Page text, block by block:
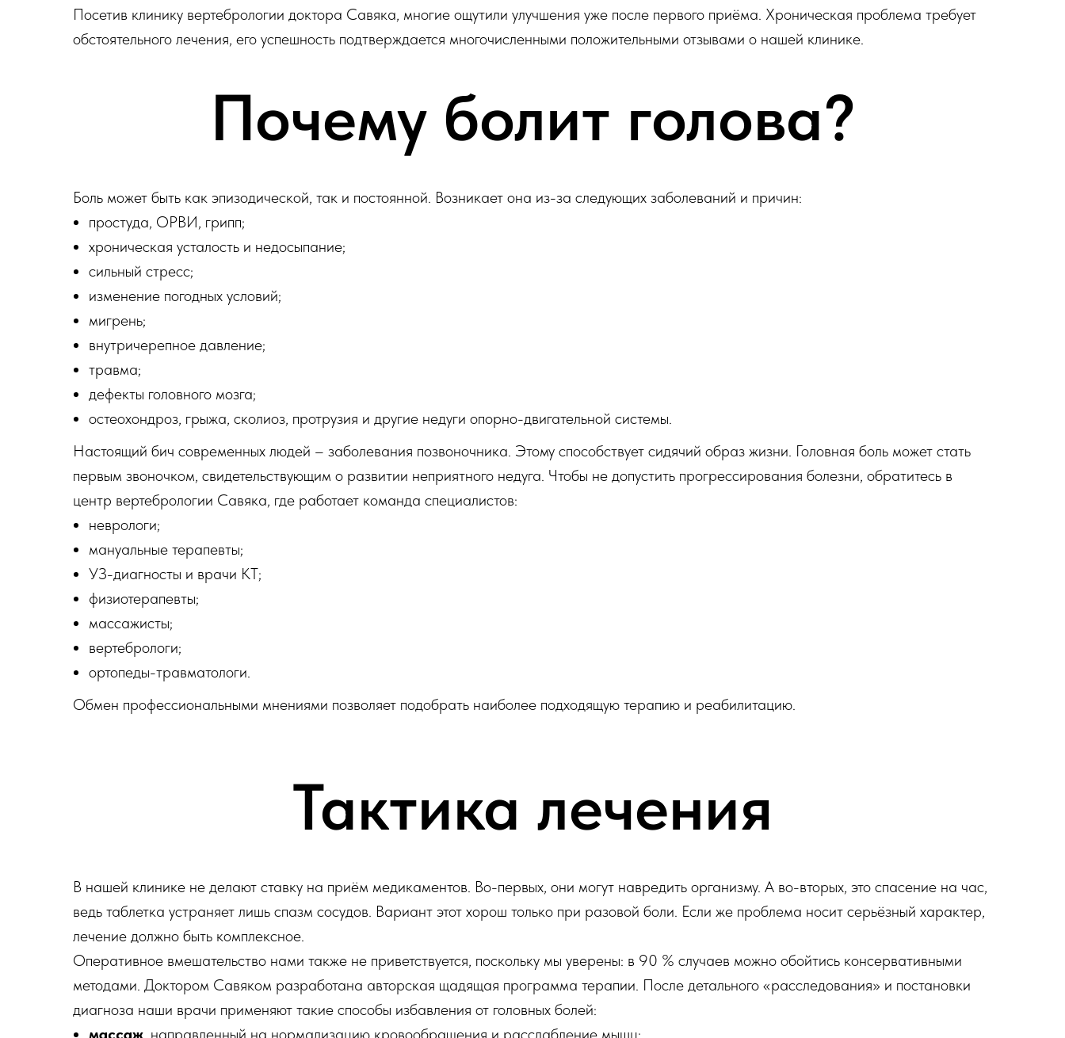
Посетив клинику вертебрологии доктора Савяка, многие ощутили улучшения уже после первого приёма. Хроническая проблема требует
обстоятельного лечения, его успешность подтверждается многочисленными положительными отзывами о нашей клинике.
Почему болит голова?
Боль может быть как эпизодической, так и постоянной. Возникает она из-за следующих заболеваний и причин:
простуда, ОРВИ, грипп;
хроническая усталость и недосыпание;
сильный стресс;
изменение погодных условий;
мигрень;
внутричерепное давление;
травма;
дефекты головного мозга;
остеохондроз, грыжа, сколиоз, протрузия и другие недуги опорно-двигательной системы.
Настоящий бич современных людей – заболевания позвоночника. Этому способствует сидячий образ жизни. Головная боль может стать
первым звоночком, свидетельствующим о развитии неприятного недуга. Чтобы не допустить прогрессирования болезни, обратитесь в
центр вертебрологии Савяка, где работает команда специалистов:
неврологи;
мануальные терапевты;
УЗ-диагносты и врачи КТ;
физиотерапевты;
массажисты;
вертебрологи;
ортопеды-травматологи.
Обмен профессиональными мнениями позволяет подобрать наиболее подходящую терапию и реабилитацию.
Тактика лечения
В нашей клинике не делают ставку на приём медикаментов. Во-первых, они могут навредить организму. А во-вторых, это спасение на час,
ведь таблетка устраняет лишь спазм сосудов. Вариант этот хорош только при разовой боли. Если же проблема носит серьёзный характер,
лечение должно быть комплексное.
Оперативное вмешательство нами также не приветствуется, поскольку мы уверены: в 90 % случаев можно обойтись консервативными
методами. Доктором Савяком разработана авторская щадящая программа терапии. После детального «расследования» и постановки
диагноза наши врачи применяют такие способы избавления от головных болей:
массаж, направленный на нормализацию кровообращения и расслабление мышц;